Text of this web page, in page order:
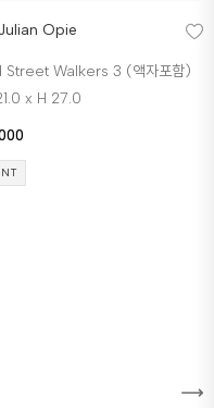
Julian Opie
Street Walkers 3 (액자포함)
x H 27.0